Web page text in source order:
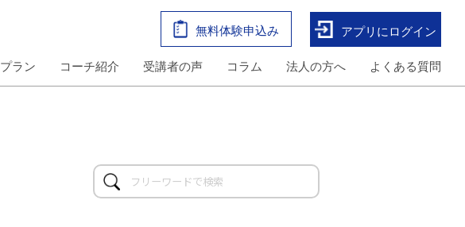
無料体験申込み アプリにログイン
ラン コーチ紹介 受講者の声 コラム 法人の方へ よくある質問